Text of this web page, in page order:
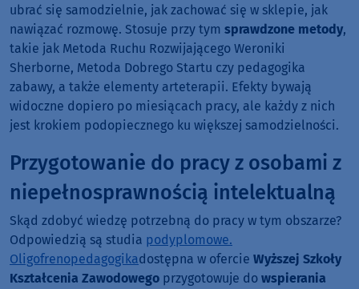
ubrać się samodzielnie, jak zachować się w sklepie, jak
nawiązać rozmowę. Stosuje przy tym sprawdzone metody,
takie jak Metoda Ruchu Rozwijającego Weroniki
Sherborne, Metoda Dobrego Startu czy pedagogika
zabawy, a także elementy arteterapii. Efekty bywają
widoczne dopiero po miesiącach pracy, ale każdy z nich
jest krokiem podopiecznego ku większej samodzielności.
Przygotowanie do pracy z osobami z
niepełnosprawnością intelektualną
Skąd zdobyć wiedzę potrzebną do pracy w tym obszarze?
Odpowiedzią są studia podyplomowe.
Oligofrenopedagogikadostępna w ofercie Wyższej Szkoły
Kształcenia Zawodowego przygotowuje do wspierania